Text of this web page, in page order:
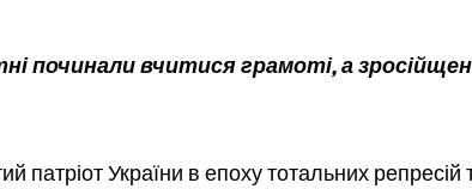
починали вчитися грамоті, а
патріот України в епоху тотальних